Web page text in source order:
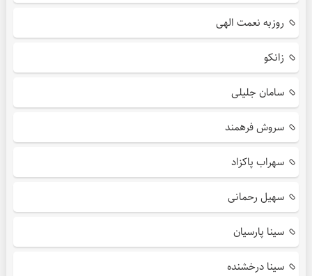
روزبه نعمت الهی
زانکو
سامان جلیلی
سروش فرهمند
سهراب پاکزاد
سهیل رحمانی
سینا پارسیان
سینا درخشنده